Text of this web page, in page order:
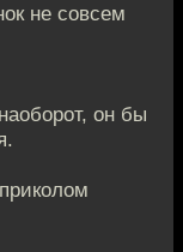
не совсем
он бы